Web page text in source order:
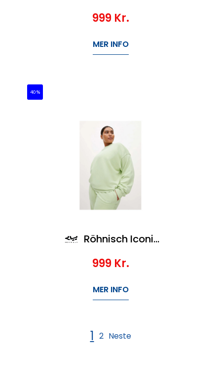
999 Kr.
MER INFO
40%
Röhnisch Iconic Sweatshirt
999 Kr.
MER INFO
1 2 Neste